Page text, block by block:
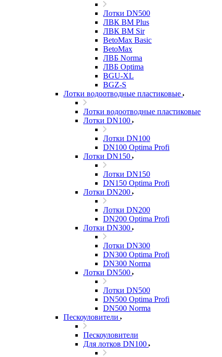
Лотки DN500
ЛВК ВМ Plus
ЛВК ВМ Sir
BetoMax Basic
BetoMax
ЛВБ Norma
ЛВБ Optima
BGU-XL
BGZ-S
Лотки водоотводные пластиковые
Лотки водоотводные пластиковые
Лотки DN100
Лотки DN100
DN100 Optima Profi
Лотки DN150
Лотки DN150
DN150 Optima Profi
Лотки DN200
Лотки DN200
DN200 Optima Profi
Лотки DN300
Лотки DN300
DN300 Optima Profi
DN300 Norma
Лотки DN500
Лотки DN500
DN500 Optima Profi
DN500 Norma
Пескоуловители
Пескоуловители
Для лотков DN100